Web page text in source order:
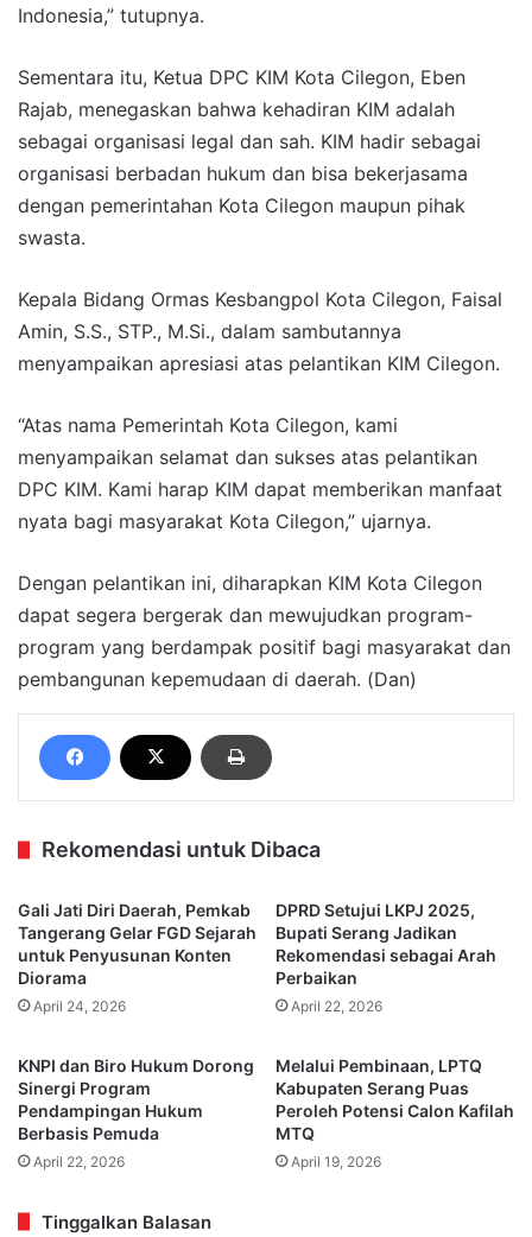
Indonesia,” tutupnya.
Sementara itu, Ketua DPC KIM Kota Cilegon, Eben
Rajab, menegaskan bahwa kehadiran KIM adalah
sebagai organisasi legal dan sah. KIM hadir sebagai
organisasi berbadan hukum dan bisa bekerjasama
dengan pemerintahan Kota Cilegon maupun pihak
swasta.
Kepala Bidang Ormas Kesbangpol Kota Cilegon, Faisal
Amin, S.S., STP., M.Si., dalam sambutannya
menyampaikan apresiasi atas pelantikan KIM Cilegon.
“Atas nama Pemerintah Kota Cilegon, kami
menyampaikan selamat dan sukses atas pelantikan
DPC KIM. Kami harap KIM dapat memberikan manfaat
nyata bagi masyarakat Kota Cilegon,” ujarnya.
Dengan pelantikan ini, diharapkan KIM Kota Cilegon
dapat segera bergerak dan mewujudkan program-
program yang berdampak positif bagi masyarakat dan
pembangunan kepemudaan di daerah. (Dan)
Rekomendasi untuk Dibaca
Gali Jati Diri Daerah, Pemkab
Tangerang Gelar FGD Sejarah
untuk Penyusunan Konten
Diorama
April 24, 2026
DPRD Setujui LKPJ 2025,
Bupati Serang Jadikan
Rekomendasi sebagai Arah
Perbaikan
April 22, 2026
KNPI dan Biro Hukum Dorong
Sinergi Program
Pendampingan Hukum
Berbasis Pemuda
April 22, 2026
Melalui Pembinaan, LPTQ
Kabupaten Serang Puas
Peroleh Potensi Calon Kafilah
MTQ
April 19, 2026
Tinggalkan Balasan